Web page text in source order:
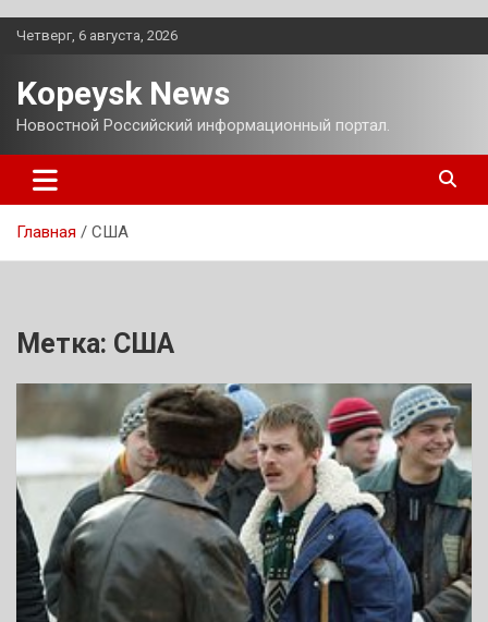
Перейти
Четверг, 6 августа, 2026
Kopeysk News
Новостной Российский информационный портал.
Главная США
Метка: США